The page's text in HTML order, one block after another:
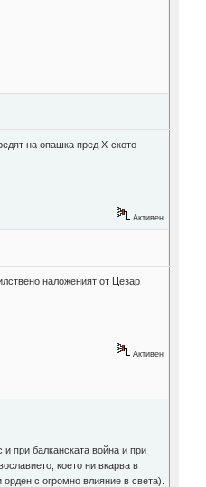
на опашка пред Х-ското
Активен
наложеният от Цезар
Активен
при балканската война и при
което ни вкарва в
с огромно влияние в света).